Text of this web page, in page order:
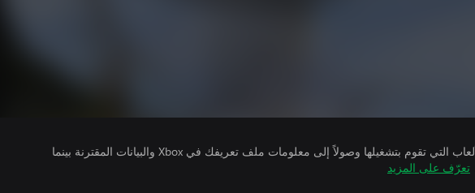
يتلقى ناشرو الألعاب التي تقوم بتشغيلها وصولاً إلى معلومات ملف تعريفك في Xbox والبيانات المقترنة بينما
تعرّف على المزيد